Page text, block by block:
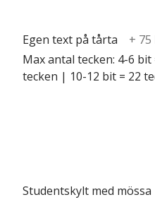
Egen text på tårta +
Max antal tecken: 4-6
tecken | 10-12 bit = 22
Studentskylt med mössa